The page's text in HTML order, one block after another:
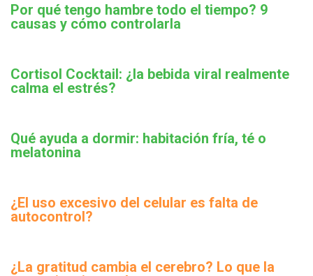
Por qué tengo hambre todo el tiempo? 9
causas y cómo controlarla
Cortisol Cocktail: ¿la bebida viral realmente
calma el estrés?
Qué ayuda a dormir: habitación fría, té o
melatonina
¿El uso excesivo del celular es falta de
autocontrol?
¿La gratitud cambia el cerebro? Lo que la